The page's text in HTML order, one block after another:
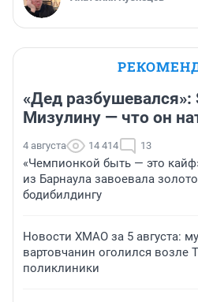
«Дед разбушевался»:
Мизулину — что он
4 августа 14 414 13
«Чемпионкой быть — это
из Барнаула завоевала
бодибилдингу
Новости ХМАО за 5 августа:
вартовчанин оголился возле
поликлиники